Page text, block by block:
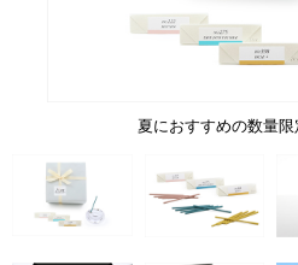
夏におすすめの数量限